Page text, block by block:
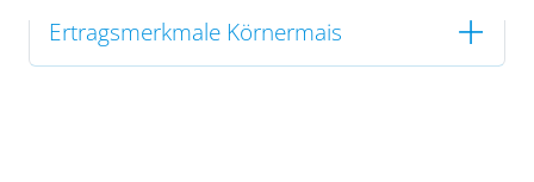
Ertragsmerkmale Körnermais